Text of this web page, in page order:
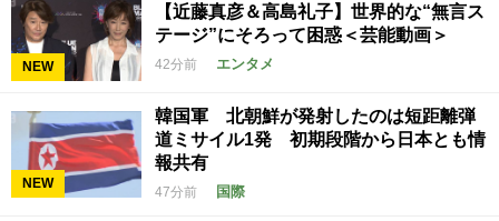
NEW
【近藤真彦＆高島礼子】世界的な“無言ス
テージ”にそろって困惑＜芸能動画＞
42分前 エンタメ
NEW
韓国軍 北朝鮮が発射したのは短距離弾
道ミサイル1発 初期段階から日本とも情
報共有
47分前 国際